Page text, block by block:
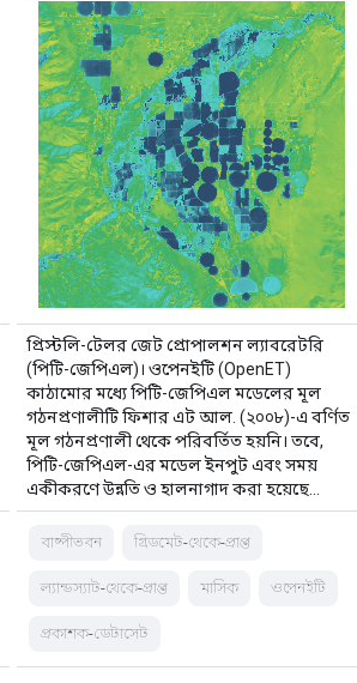
প্রিস্টলি-টেলর জেট প্রোপালশন ল্যাবরেটরি
(পিটি-জেপিএল)। ওপেনইটি (OpenET)
কাঠামোর মধ্যে পিটি-জেপিএল মডেলের মূল
গঠনপ্রণালীটি ফিশার এট আল. (২০০৮)-এ বর্ণিত
মূল গঠনপ্রণালী থেকে পরিবর্তিত হয়নি। তবে,
পিটি-জেপিএল-এর মডেল ইনপুট এবং সময়
একীকরণে উন্নতি ও হালনাগাদ করা হয়েছে…
বাষ্পীভবন গ্রিডমেট-থেকে-প্রাপ্ত
ল্যান্ডস্যাট-থেকে-প্রাপ্ত মাসিক ওপেনইটি
প্রকাশক-ডেটাসেট